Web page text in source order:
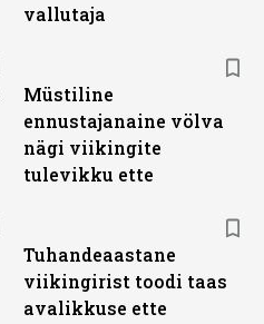
vallutaja
Müstiline
ennustajanaine völva
nägi viikingite
tulevikku ette
Tuhandeaastane
viikingirist toodi taas
avalikkuse ette